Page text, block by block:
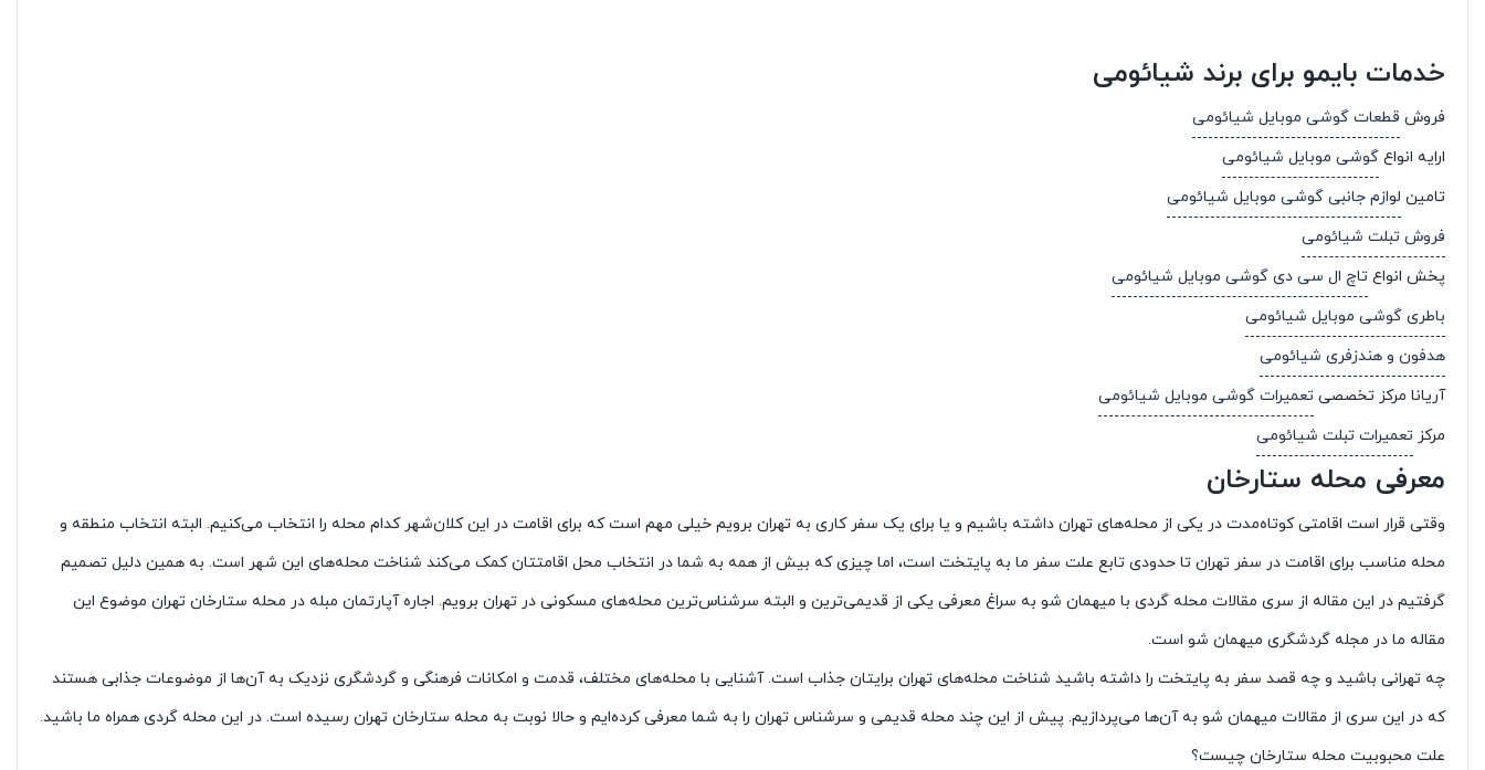
خدمات بایمو برای برند شیائومی
فروش قطعات گوشی موبایل شیائومی
ارایه انواع گوشی موبایل شیائومی
تامین لوازم جانبی گوشی موبایل شیائومی
فروش تبلت شیائومی
پخش انواع تاچ ال سی دی گوشی موبایل شیائومی
باطری گوشی موبایل شیائومی
هدفون و هندزفری شیائومی
آریانا مرکز تخصصی تعمیرات گوشی موبایل شیائومی
مرکز تعمیرات تبلت شیائومی
معرفی محله ستارخان
وقتی قرار است اقامتی کوتاه‌مدت در یکی از محله‌های تهران داشته باشیم و یا برای یک سفر کاری به تهران برویم خیلی مهم است که برای اقامت در این کلان‌شهر کدام محله را انتخاب می‌کنیم. البته انتخاب منطقه و
محله مناسب برای اقامت در سفر تهران تا حدودی تابع علت سفر ما به پایتخت است، اما چیزی که بیش از همه به شما در انتخاب محل اقامتتان کمک می‌کند شناخت محله‌های این شهر است. به همین دلیل تصمیم
گرفتیم در این مقاله از سری مقالات محله گردی با میهمان شو به سراغ معرفی یکی از قدیمی‌ترین و البته سرشناس‌ترین محله‌های مسکونی در تهران برویم. اجاره آپارتمان مبله در محله ستارخان تهران موضوع این
مقاله ما در مجله گردشگری میهمان شو است.
چه تهرانی باشید و چه قصد سفر به پایتخت را داشته باشید شناخت محله‌های تهران برایتان جذاب است. آشنایی با محله‌های مختلف، قدمت و امکانات فرهنگی و گردشگری نزدیک به آن‌ها از موضوعات جذابی هستند
که در این سری از مقالات میهمان شو به آن‌ها می‌پردازیم. پیش از این چند محله قدیمی و سرشناس تهران را به شما معرفی کرده‌ایم و حالا نوبت به محله ستارخان تهران رسیده است. در این محله گردی همراه ما باشید.
علت محبوبیت محله ستارخان چیست؟